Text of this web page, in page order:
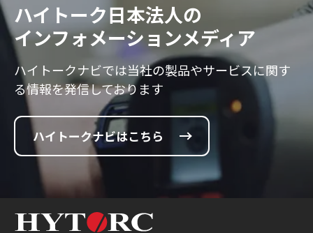
ハイトーク日本法人の
インフォメーションメディア
ハイトークナビでは当社の製品やサービスに関す
る情報を発信しております
ハイトークナビはこちら